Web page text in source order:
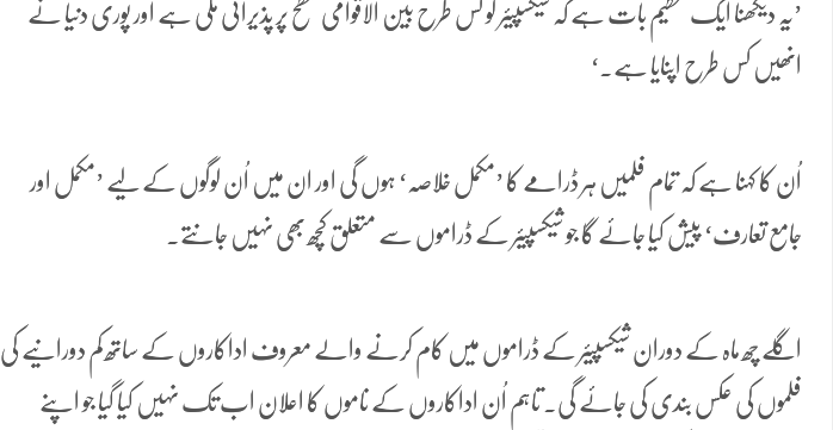
’یہ دیکھنا ایک عظیم بات ہے کہ شیکسپیئر کو کس طرح بین الاقوامی سطح پر پذیرائی ملی ہے اور پوری دنیا نے
انھیں کس طرح اپنایا ہے۔‘
اُن کا کہنا ہے کہ تمام فلمیں ہر ڈرامے کا ’مکمل خلاصہ‘ ہوں گی اور ان میں اُن لوگوں کے لیے ’مکمل اور
جامع تعارف‘ پیش کیا جائے گا جو شیکسپیئر کے ڈراموں سے متعلق کچھ بھی نہیں جانتے۔
اگلے چھ ماہ کے دوران شیکسپیئر کے ڈراموں میں کام کرنے والے معروف اداکاروں کے ساتھ کم دورانیے کی
فلموں کی عکس بندی کی جائے گی۔ تاہم اُن اداکاروں کے ناموں کا اعلان اب تک نہیں کیا گیا جو اپنے